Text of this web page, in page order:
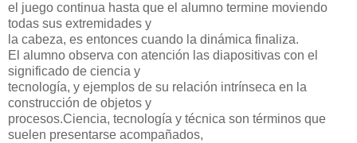
el juego continua hasta que el alumno termine moviendo
todas sus extremidades y
la cabeza, es entonces cuando la dinámica finaliza.
El alumno observa con atención las diapositivas con el
significado de ciencia y
tecnología, y ejemplos de su relación intrínseca en la
construcción de objetos y
procesos.Ciencia, tecnología y técnica son términos que
suelen presentarse acompañados,